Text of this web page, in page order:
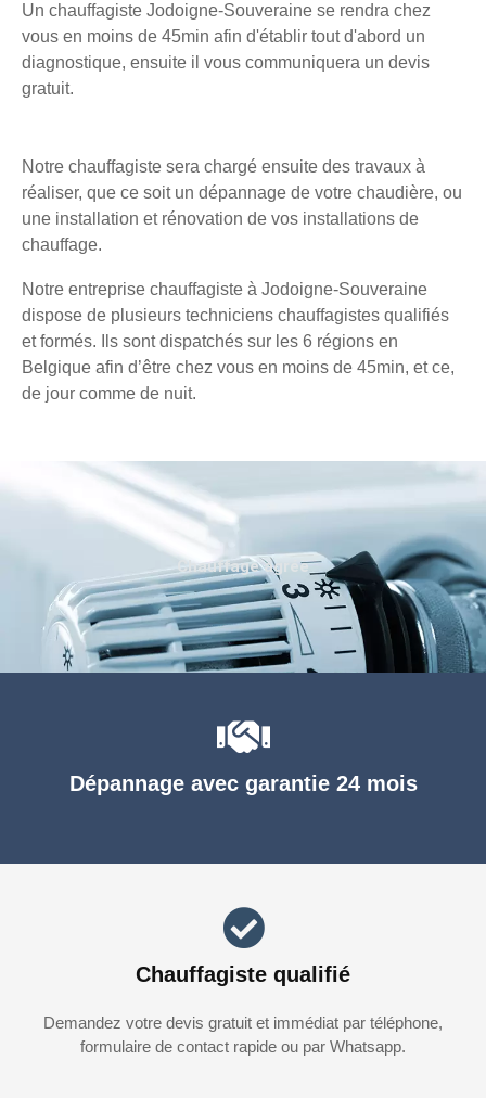
Un chauffagiste Jodoigne-Souveraine se rendra chez
vous en moins de 45min afin d'établir tout d'abord un
diagnostique, ensuite il vous communiquera un devis
gratuit.
Notre chauffagiste sera chargé ensuite des travaux à
réaliser, que ce soit un dépannage de votre chaudière, ou
une installation et rénovation de vos installations de
chauffage.
Notre entreprise chauffagiste à Jodoigne-Souveraine
dispose de plusieurs techniciens chauffagistes qualifiés
et formés. Ils sont dispatchés sur les 6 régions en
Belgique afin d’être chez vous en moins de 45min, et ce,
de jour comme de nuit.
Dépannage avec garantie 24 mois
Chauffagiste qualifié
Demandez votre devis gratuit et immédiat par téléphone,
formulaire de contact rapide ou par Whatsapp.
Chauffage agréé